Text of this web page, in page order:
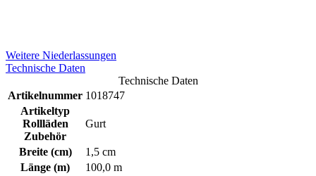
Weitere Niederlassungen
Technische Daten
Technische Daten
Artikelnummer 1018747
Artikeltyp
Rollläden
Zubehör
Gurt
Breite (cm)
1,5 cm
Länge (m)
100,0 m